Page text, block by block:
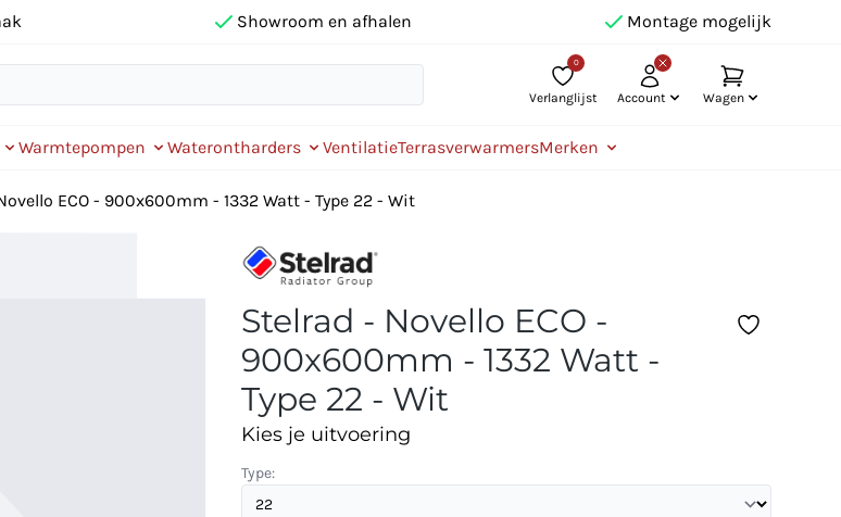
Showroom en afhalen Montage mogelijk
0
Verlanglijst Account Wagen
Warmtepompen Waterontharders VentilatieTerrasverwarmersMerken
ECO - 900x600mm - 1332 Watt - Type 22 - Wit
Stelrad - Novello ECO -
900x600mm - 1332 Watt -
Type 22 - Wit
Kies je uitvoering
Type: